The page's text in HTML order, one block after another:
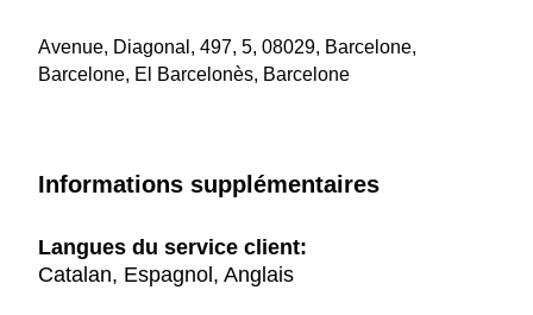
Avenue, Diagonal, 497, 5, 08029, Barcelone,
Barcelone, El Barcelonès, Barcelone
Informations supplémentaires
Langues du service client:
Catalan, Espagnol, Anglais